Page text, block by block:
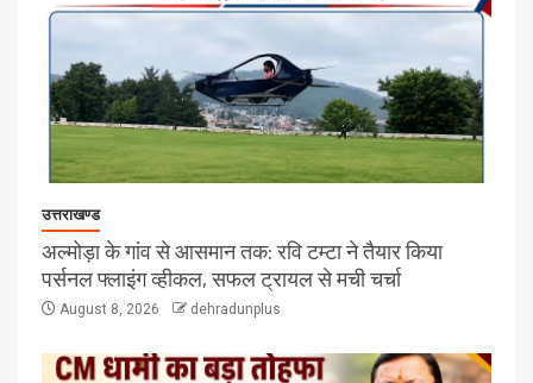
उत्तराखण्ड
अल्मोड़ा के गांव से आसमान तक: रवि टम्टा ने तैयार किया
पर्सनल फ्लाइंग व्हीकल, सफल ट्रायल से मची चर्चा
August 8, 2026 dehradunplus